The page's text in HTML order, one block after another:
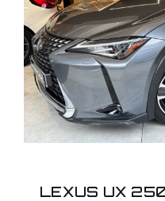
LEXUS UX